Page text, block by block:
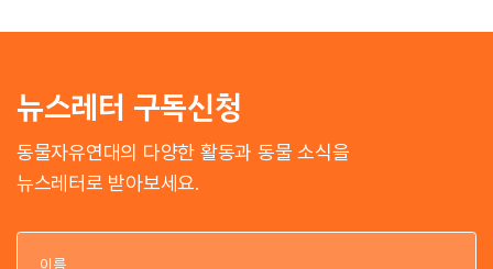
뉴스레터 구독신청
동물자유연대의 다양한 활동과 동물 소식을
뉴스레터로 받아보세요.